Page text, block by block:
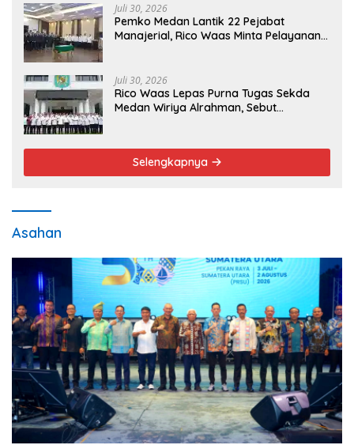
Juli 30, 2026
Pemko Medan Lantik 22 Pejabat
Manajerial, Rico Waas Minta Pelayanan
Juli 30, 2026
Rico Waas Lepas Purna Tugas Sekda
Medan Wiriya Alrahman, Sebut
Selengkapnya
Asahan